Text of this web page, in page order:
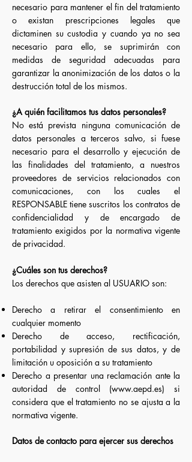
necesario para mantener el fin del tratamiento
o existan prescripciones legales que
dictaminen su custodia y cuando ya no sea
necesario para ello, se suprimirán con
medidas de seguridad adecuadas para
garantizar la anonimización de los datos o la
destrucción total de los mismos.
¿A quién facilitamos tus datos personales?
No está prevista ninguna comunicación de
datos personales a terceros salvo, si fuese
necesario para el desarrollo y ejecución de
las finalidades del tratamiento, a nuestros
proveedores de servicios relacionados con
comunicaciones, con los cuales el
RESPONSABLE tiene suscritos los contratos de
confidencialidad y de encargado de
tratamiento exigidos por la normativa vigente
de privacidad.
¿Cuáles son tus derechos?
Los derechos que asisten al USUARIO son:
Derecho a retirar el consentimiento en
cualquier momento
Derecho de acceso, rectificación,
portabilidad y supresión de sus datos, y de
limitación u oposición a su tratamiento
Derecho a presentar una reclamación ante la
autoridad de control (www.aepd.es) si
considera que el tratamiento no se ajusta a la
normativa vigente.
Datos de contacto para ejercer sus derechos